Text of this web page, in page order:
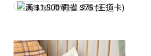
满 $1,500 再省 $75 (王道卡)